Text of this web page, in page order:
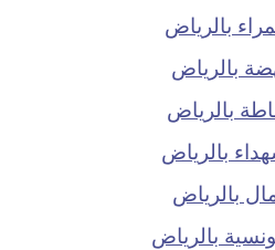
بالرياض
بالرياض
بالرياض
بالرياض
بالرياض
بالرياض